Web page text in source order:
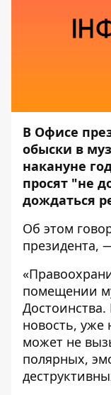
В Офисе
обыски в
накануне
просят "не
дождаться
Об этом
президента,
помещении
новость, уже
может не
полярных,